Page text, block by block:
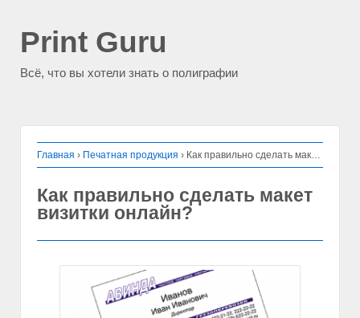
Print Guru
Всё, что вы хотели знать о полиграфии
Главная › Печатная продукция › Как правильно сделать макет визитки онлайн?
Как правильно сделать макет
визитки онлайн?